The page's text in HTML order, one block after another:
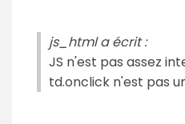
js_html a écrit :
JS n'est pas assez
td.onclick n'est pas